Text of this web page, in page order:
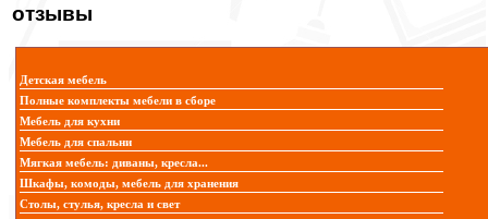
отзывы
Детская мебель
Полные комплекты мебели в сборе
Мебель для кухни
Мебель для спальни
Мягкая мебель: диваны, кресла...
Шкафы, комоды, мебель для хранения
Столы, стулья, кресла и свет